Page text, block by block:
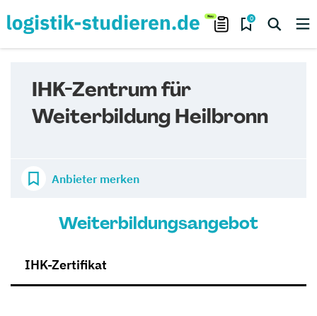
0
IHK-Zentrum für
Weiterbildung Heilbronn
Anbieter merken
Weiterbildungsangebot
IHK-Zertifikat